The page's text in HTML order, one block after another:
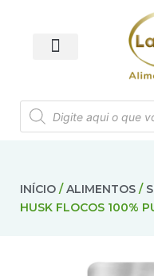
INÍCIO /ALIMENTOS /
HUSK FLOCOS 100%